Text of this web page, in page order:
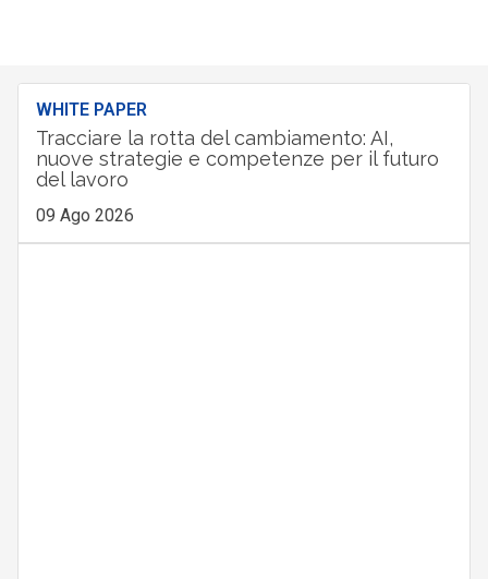
WHITE PAPER
Tracciare la rotta del cambiamento: AI,
nuove strategie e competenze per il futuro
del lavoro
09 Ago 2026